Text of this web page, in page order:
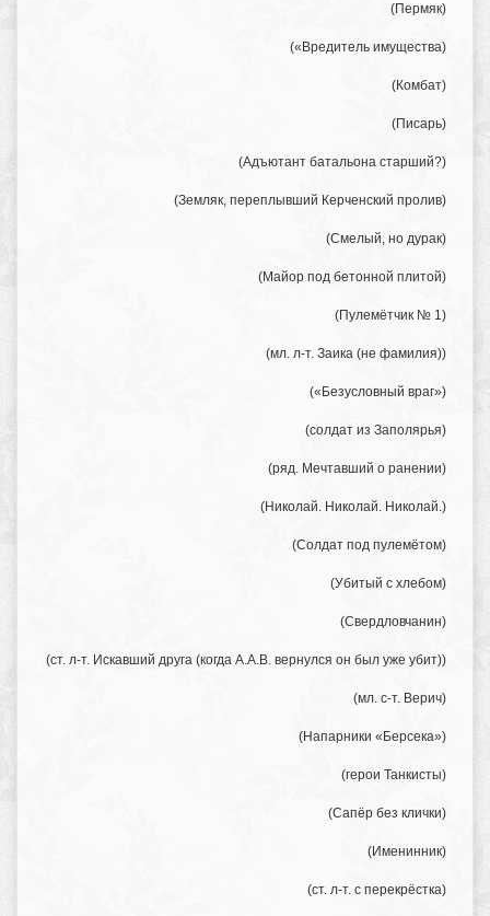
(Пермяк)
(«Вредитель имущества)
(Комбат)
(Писарь)
(Адъютант батальона старший?)
(Земляк, переплывший Керченский пролив)
(Смелый, но дурак)
(Майор под бетонной плитой)
(Пулемётчик № 1)
(мл. л-т. Заика (не фамилия))
(«Безусловный враг»)
(солдат из Заполярья)
(ряд. Мечтавший о ранении)
(Николай. Николай. Николай.)
(Солдат под пулемётом)
(Убитый с хлебом)
(Свердловчанин)
(ст. л-т. Искавший друга (когда А.А.В. вернулся он был уже убит))
(мл. с-т. Верич)
(Напарники «Берсека»)
(герои Танкисты)
(Сапёр без клички)
(Именинник)
(ст. л-т. с перекрёстка)